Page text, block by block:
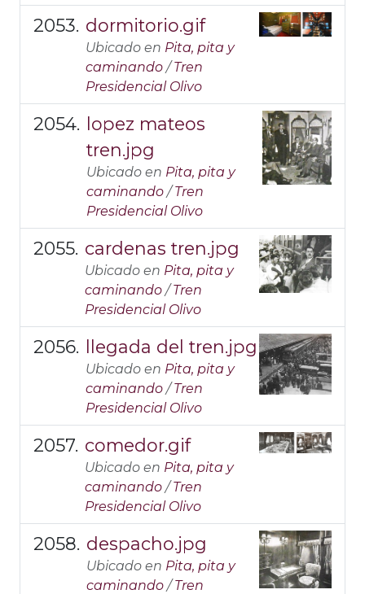
dormitorio.gif
Ubicado en Pita, pita y
caminando /Tren
Presidencial Olivo
lopez mateos
tren.jpg
Ubicado en Pita, pita y
caminando /Tren
Presidencial Olivo
cardenas tren.jpg
Ubicado en Pita, pita y
caminando /Tren
Presidencial Olivo
llegada del tren.jpg
Ubicado en Pita, pita y
caminando /Tren
Presidencial Olivo
comedor.gif
Ubicado en Pita, pita y
caminando /Tren
Presidencial Olivo
despacho.jpg
Ubicado en Pita, pita y
caminando /Tren